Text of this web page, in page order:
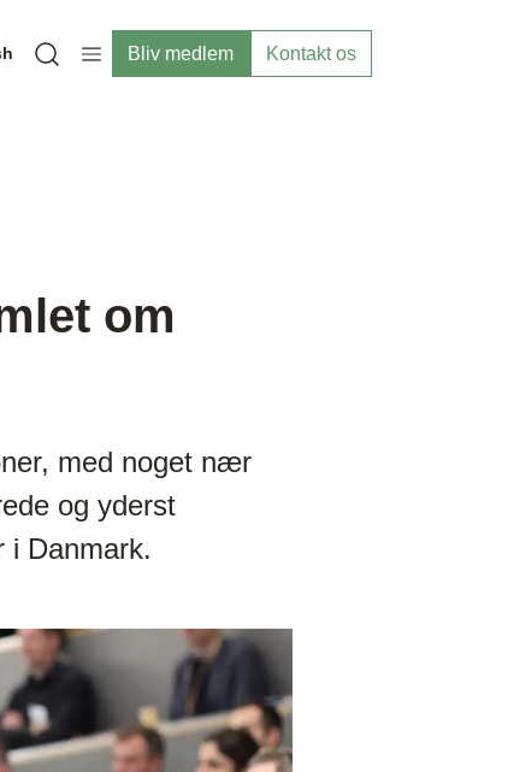
Open search modal
Bliv medlem Kontakt os
om
med noget nær
og yderst
i Danmark.